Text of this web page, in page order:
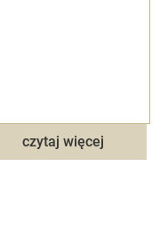
czytaj więcej